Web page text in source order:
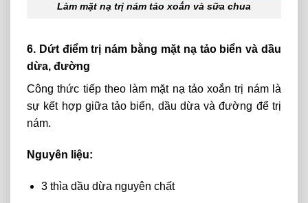
Làm mặt nạ trị nám tảo xoắn và sữa chua
6. Dứt điểm trị nám bằng mặt nạ tảo biển và dầu
dừa, đường
Công thức tiếp theo làm mặt nạ tảo xoắn trị nám là
sự kết hợp giữa tảo biển, dầu dừa và đường để trị
nám.
Nguyên liệu:
3 thìa dầu dừa nguyên chất